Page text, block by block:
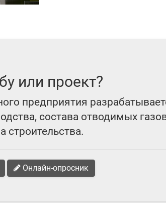
или проект?
предприятия
состава отводимых
строительства.
Онлайн-опросник